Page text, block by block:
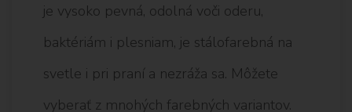
je vysoko pevná, odolná voči oderu,
baktériám i plesniam, je stálofarebná na
svetle i pri praní a nezráža sa. Môžete
vyberať z mnohých farebných variantov.